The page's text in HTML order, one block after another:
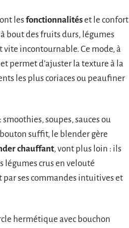
lesfonctionnalitéset le confort
bout des fruits durs, légumes
vite incontournable. Ce mode, à
permet d’ajuster la texture à la
les plus coriaces ou peaufiner
soupes, sauces ou
suffit, le blender gère
chauffant, vont plus loin : ils
légumes crus en velouté
par ses commandes intuitives et
hermétique avec bouchon